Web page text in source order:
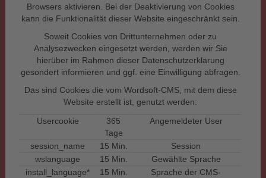
Browsers aktivieren. Bei der Deaktivierung von Cookies
kann die Funktionalität dieser Website eingeschränkt sein.
Soweit Cookies von Drittunternehmen oder zu
Analysezwecken eingesetzt werden, werden wir Sie
hierüber im Rahmen dieser Datenschutzerklärung
gesondert informieren und ggf. eine Einwilligung abfragen.
Das sind Cookies die vom Wordsoft-CMS, mit dem diese
Website erstellt ist, genutzt werden:
Usercookie
365
Tage
Angemeldeter User
session_name 15 Min.
Session
wslanguage
15 Min.
Gewählte Sprache
install_language*
15 Min.
Sprache der CMS-